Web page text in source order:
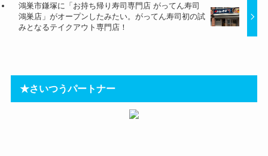
鴻巣市鎌塚に「お持ち帰り寿司専門店 がってん寿司
鴻巣店」がオープンしたみたい。がってん寿司初の試
みとなるテイクアウト専門店！
★さいつうパートナー